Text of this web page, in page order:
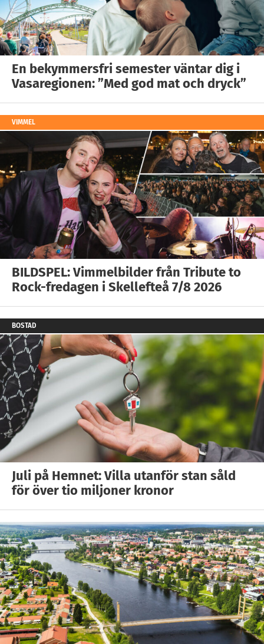
En bekymmersfri semester väntar dig i
Vasaregionen: ”Med god mat och dryck”
VIMMEL
BILDSPEL: Vimmelbilder från Tribute to
Rock-fredagen i Skellefteå 7/8 2026
BOSTAD
Juli på Hemnet: Villa utanför stan såld
för över tio miljoner kronor